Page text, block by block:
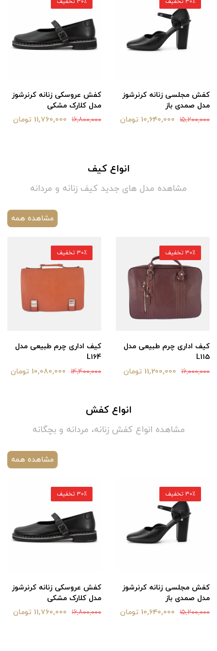
کفش مجلسی زنانه کرنرشوز
مدل صمدی باز
15,200,000 10,640,000 تومان
کفش عروسکی زنانه کرنرشوز
مدل کلارک مشکی
16,800,000 11,760,000 تومان
انواع کیف
مشاهده مدل های جدید کیف زنانه و مردانه
مشاهده همه
کیف اداری چرم طبیعی مدل
L115
16,000,000 11,200,000 تومان
30٪ تخفیف
کیف اداری چرم طبیعی مدل
L164
14,400,000 10,080,000 تومان
30٪ تخفیف
انواع کفش
مشاهده انواع کفش زنانه، مردانه و بچگانه
مشاهده همه
کفش مجلسی زنانه کرنرشوز
مدل صمدی باز
15,200,000 10,640,000 تومان
30٪ تخفیف
کفش عروسکی زنانه کرنرشوز
مدل کلارک مشکی
16,800,000 11,760,000 تومان
30٪ تخفیف